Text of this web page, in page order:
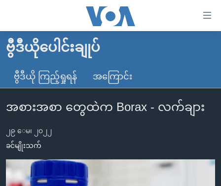
လွယ်ကူ
စေ
သည့်
များ
ပင်မ
အကြောင်းအရာ
ကျော်
ကြည့်
မူလစာမျက်နှာ
မြန်မာ
ကမ္ဘာ့သတင်းများ
နိုင်ငံတကာ
တရုတ်
အစ္စရေး-ပါလက်စတိုင်း
ဗွီဒီယို
ရပ်ဝန်းတခု လမ်းတခု အလွန်
အင်္ဂလိပ်စာလေ့လာမယ်
အမေရိကန်သုံးအီဒီယံ
အပတ်စဉ်ကဏ္ဍများ
ဗွီဒီယိုပေါင်းချုပ်
ဗွီဒီယို ကြည့်ရှုရန် အကြောင်း
အစားအစာ တွေထဲက Borax - လက်ချား
၂၉ ေမ၊ ၂၀၂၂
ခင်မျိုးသက်